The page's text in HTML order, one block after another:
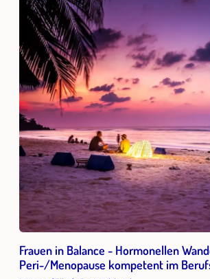
Frauen in Balance - Hormonellen
Peri-/Menopause kompetent im